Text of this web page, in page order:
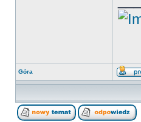
Góra